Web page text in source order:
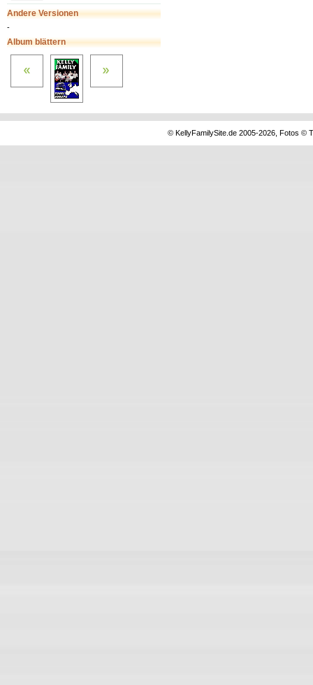
Andere Versionen
-
Album blättern
© KellyFamilySite.de 2005-2026, Fotos ©